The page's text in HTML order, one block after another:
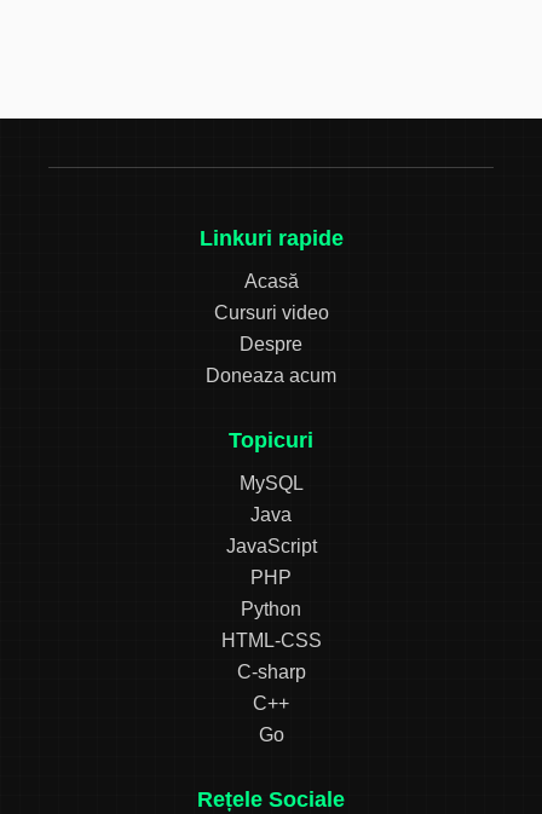
Linkuri rapide
Acasă
Cursuri video
Despre
Doneaza acum
Topicuri
MySQL
Java
JavaScript
PHP
Python
HTML-CSS
C-sharp
C++
Go
Rețele Sociale